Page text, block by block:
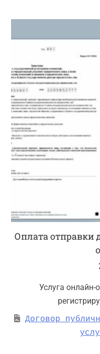
Оплата отправки
Услуга онлайн-
Договор